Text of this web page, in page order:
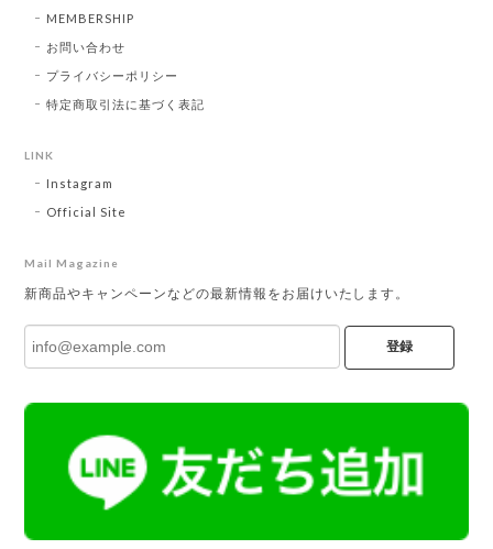
MEMBERSHIP
お問い合わせ
プライバシーポリシー
特定商取引法に基づく表記
LINK
Instagram
Official Site
Mail Magazine
新商品やキャンペーンなどの最新情報をお届けいたします。
登録